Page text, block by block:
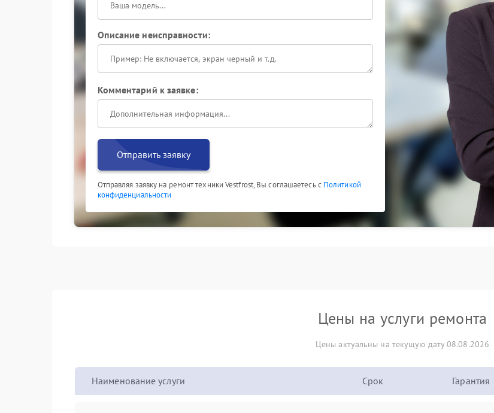
Описание неисправности:
Комментарий к заявке:
Отправить заявку
Отправляя заявку на ремонт техники Vestfrost, Вы соглашаетесь с Политикой
конфиденциальности
Цены на услуги ремонта
Цены актуальны на текущую дату 08.08.2026
Наименование услуги Срок Гарантия